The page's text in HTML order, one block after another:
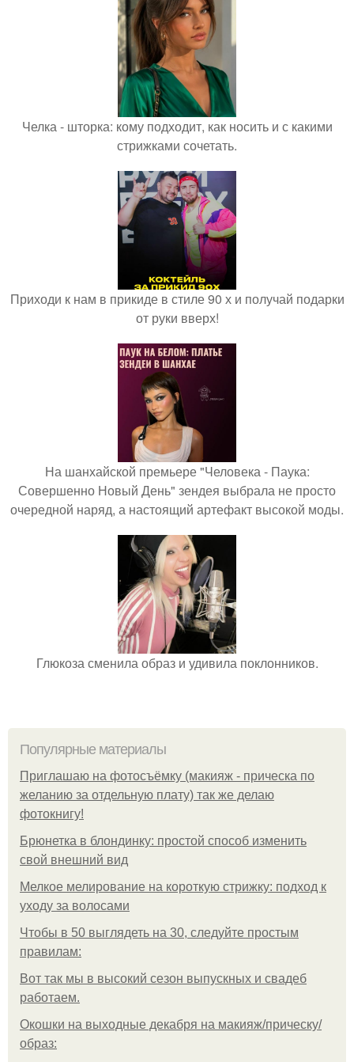
Челка - шторка: кому подходит, как носить и с какими
стрижками сочетать.
Приходи к нам в прикиде в стиле 90 х и получай подарки
от руки вверх!
На шанхайской премьере "Человека - Паука:
Совершенно Новый День" зендея выбрала не просто
очередной наряд, а настоящий артефакт высокой моды.
Глюкоза сменила образ и удивила поклонников.
Популярные материалы
Приглашаю на фотосъёмку (макияж - прическа по
желанию за отдельную плату) так же делаю
фотокнигу!
Брюнетка в блондинку: простой способ изменить
свой внешний вид
Мелкое мелирование на короткую стрижку: подход к
уходу за волосами
Чтобы в 50 выглядеть на 30, следуйте простым
правилам:
Вот так мы в высокий сезон выпускных и свадеб
работаем.
Окошки на выходные декабря на макияж/прическу/
образ: